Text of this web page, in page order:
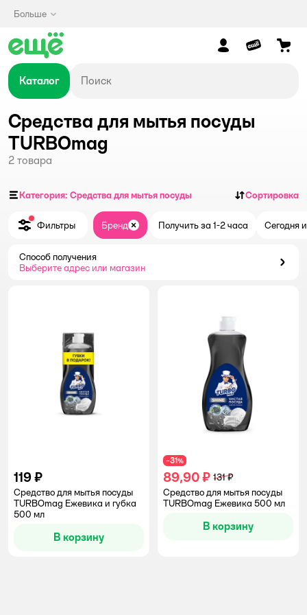
Больше
Каталог
Средства для мытья посуды
TURBOmag
2 товара
Категория: Средства для мытья посуды Сортировка
Фильтры Бренд ЗакрытьПолучить за 1-2 часа Сегодня
Способ получения
Выберите адрес или магазин
119 ₽
Средство для мытья посуды
TURBOmag Ежевика и губка
500 мл
В корзину
−31%
89,90 ₽ 131 ₽
Средство для мытья посуды
TURBOmag Ежевика 500 мл
В корзину